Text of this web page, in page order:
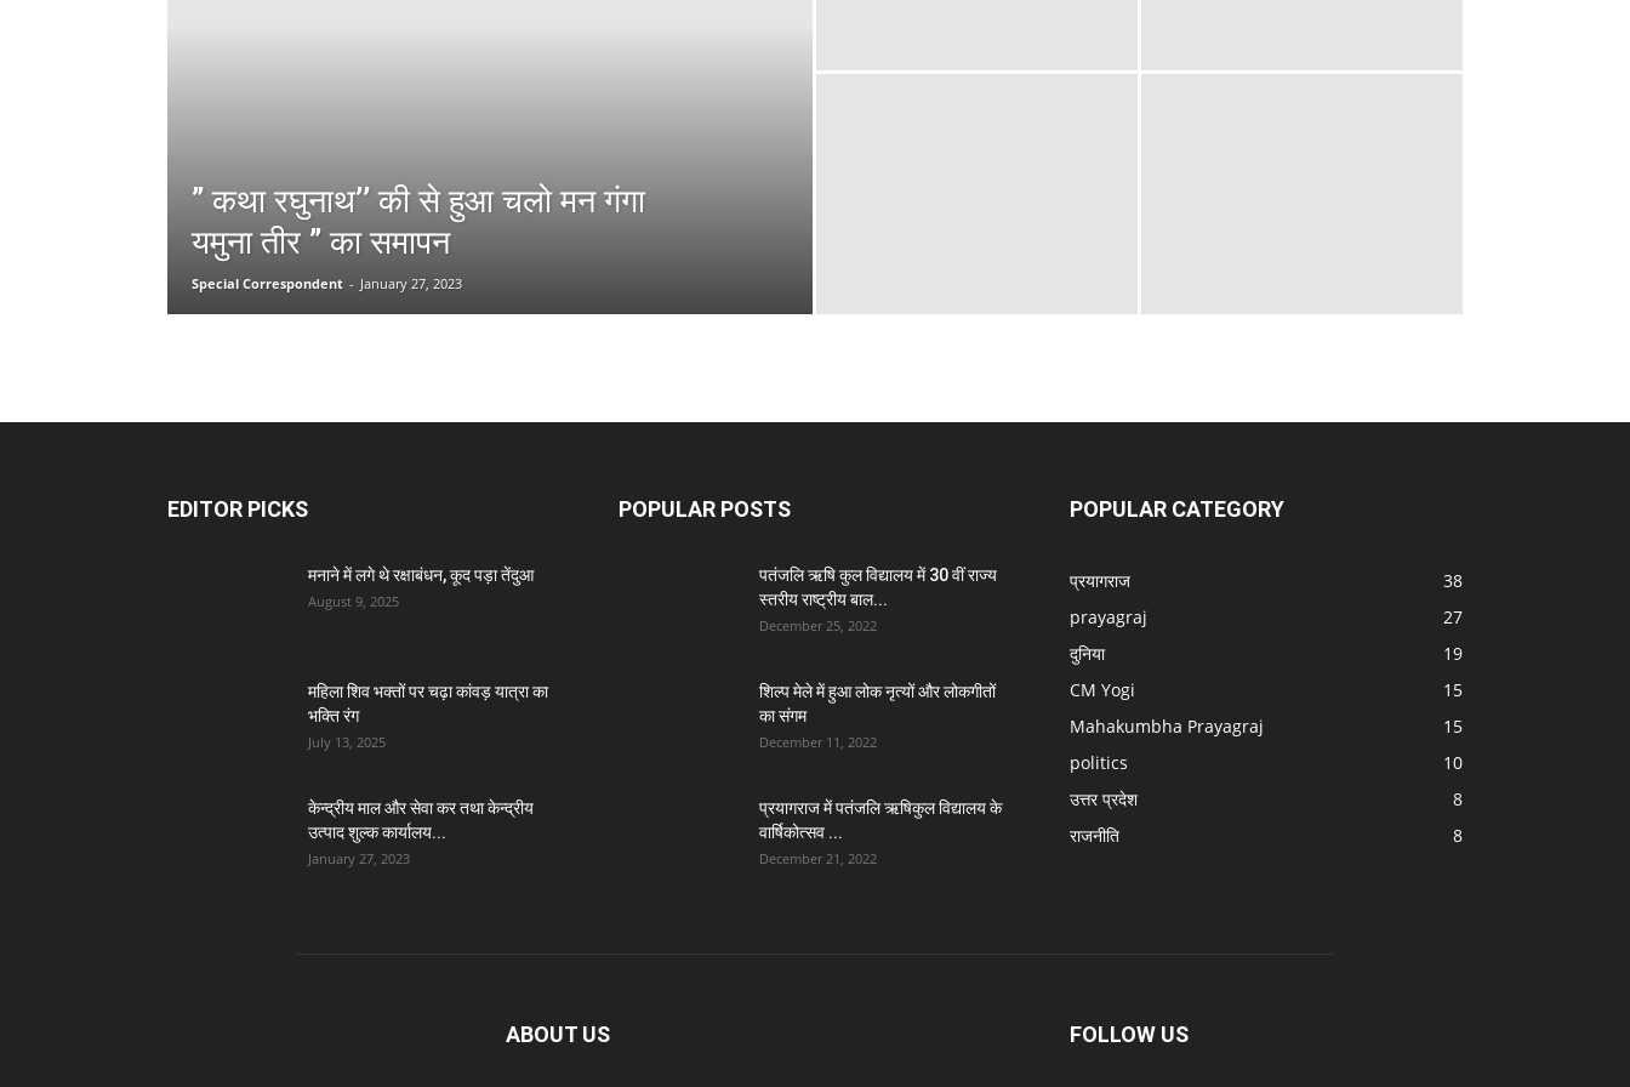
” कथा रघुनाथ’’ की से हुआ चलो मन गंगा
यमुना तीर ” का समापन
Special Correspondent - January 27, 2023
EDITOR PICKS
मनाने में लगे थे रक्षाबंधन, कूद पड़ा तेंदुआ
August 9, 2025
महिला शिव भक्तों पर चढ़ा कांवड़ यात्रा का
भक्ति रंग
July 13, 2025
केन्द्रीय माल और सेवा कर तथा केन्द्रीय
उत्पाद शुल्क कार्यालय...
January 27, 2023
POPULAR POSTS
पतंजलि ऋषि कुल विद्यालय में 30 वीं राज्य
स्तरीय राष्ट्रीय बाल...
December 25, 2022
शिल्प मेले में हुआ लोक नृत्यों और लोकगीतों
का संगम
December 11, 2022
प्रयागराज में पतंजलि ऋषिकुल विद्यालय के
वार्षिकोत्सव ...
December 21, 2022
POPULAR CATEGORY
प्रयागराज
38
prayagraj
27
दुनिया
19
CM Yogi
15
Mahakumbha Prayagraj
15
politics
10
उत्तर प्रदेश
8
राजनीति
8
ABOUT US FOLLOW US